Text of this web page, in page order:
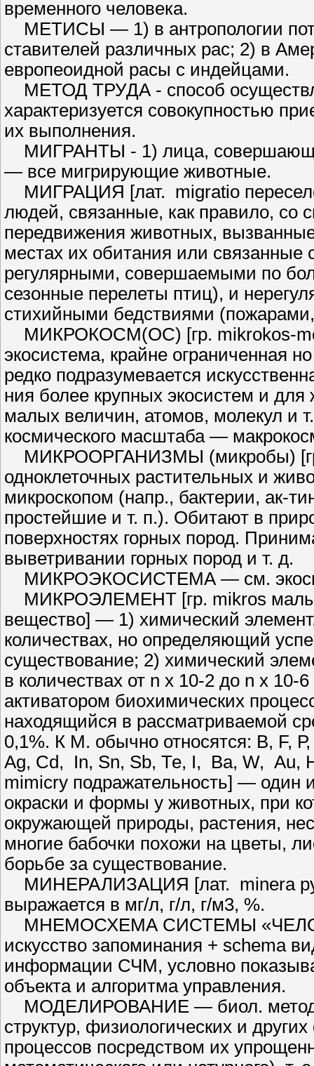
временного человека.
МЕТИСЫ — 1) в антропологии
ставителей различных рас; 2) в
европеоидной расы с индейцами.
МЕТОД ТРУДА - способ
характеризуется совокупностью
их выполнения.
МИГРАНТЫ - 1) лица,
— все мигрирующие живот­ные.
МИГРАЦИЯ [лат. migratio
людей, связанные, как правило,
передвижения животных,
местах их обитания или
регулярными, совершаемыми по
сезонные перелеты птиц), и
стихийными бедствиями
МИКРОКОСМ(ОС) [гр. mikrokos-
экосистема, крайне ограниченная
редко подразумевается
ния более крупных экосистем и
малых величин, атомов, молекул и
космического масштаба —
МИКРООРГАНИЗМЫ (микробы)
одноклеточных растительных и
микроскопом (напр., бактерии, ак-
простейшие и т. п.). Обитают в
поверхностях горных пород.
выветривании горных пород и т. д.
МИКРОЭКОСИСТЕМА — см.
МИКРОЭЛЕМЕНТ [гр. mikros ма­лый
вещество] — 1) химический
количествах, но определя­ющий
существование; 2) хими­ческий
в количествах от n x 10-2 до n х
активатором биохимических
находящийся в рассматриваемой
0,1%. К М. обычно относятся: В, F,
Аg, Сd, In, Sn, Sb, Те, I, Ва, W,
mimicry под­ражательность] — один
окраски и формы у животных, при
окружающей при­роды, растения,
многие бабочки похожи на цветы,
борьбе за сущес­твование.
МИНЕРАЛИЗАЦИЯ [лат. minera
выражается в мг/л, г/л, г/м3, %.
МНЕМОСХЕМА СИСТЕМЫ
искусство запоминания + schema
информации СЧМ, условно
объекта и алгоритма уп­равления.
МОДЕЛИРОВАНИЕ — биол. ме­тод
структур, физиологических и
процессов посредством их